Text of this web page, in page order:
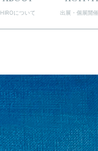
HIROについて 出展・個展開